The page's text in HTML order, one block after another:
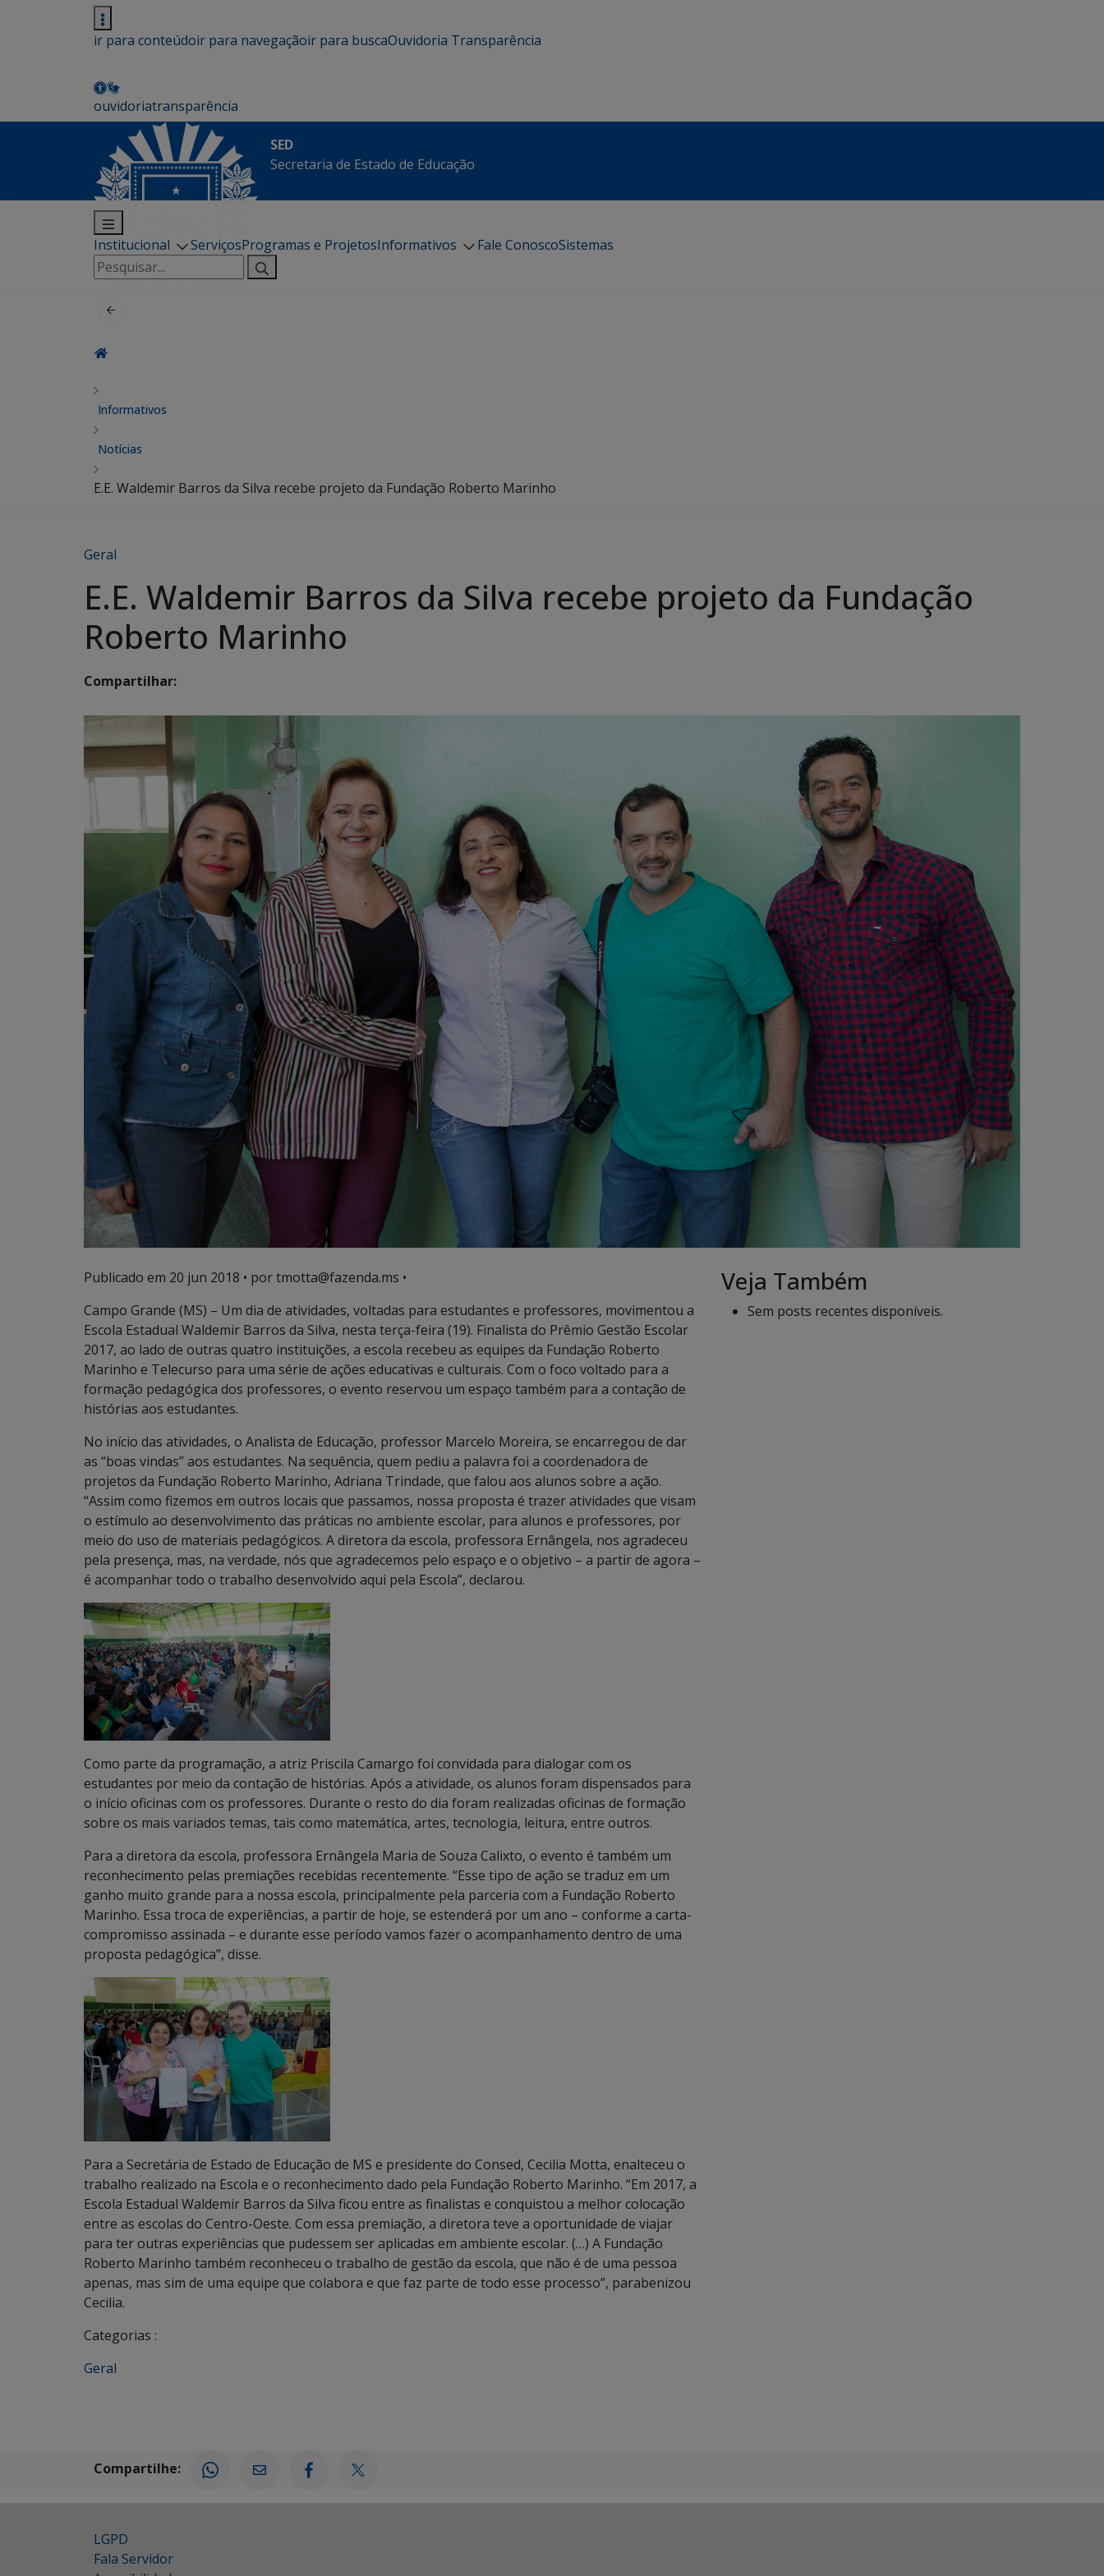
ir para conteúdoir para navegaçãoir para buscaOuvidoria Transparência
ouvidoriatransparência
SED
Secretaria de Estado de Educação
Institucional ServiçosProgramas e ProjetosInformativos Fale ConoscoSistemas
Pesquisar
por:
Informativos
Notícias
E.E. Waldemir Barros da Silva recebe projeto da Fundação Roberto Marinho
Geral
E.E. Waldemir Barros da Silva recebe projeto da Fundação
Roberto Marinho
Compartilhar:
Publicado em 20 jun 2018 • por tmotta@fazenda.ms •
Campo Grande (MS) – Um dia de atividades, voltadas para estudantes e professores, movimentou a
Escola Estadual Waldemir Barros da Silva, nesta terça-feira (19). Finalista do Prêmio Gestão Escolar
2017, ao lado de outras quatro instituições, a escola recebeu as equipes da Fundação Roberto
Marinho e Telecurso para uma série de ações educativas e culturais. Com o foco voltado para a
formação pedagógica dos professores, o evento reservou um espaço também para a contação de
histórias aos estudantes.
No início das atividades, o Analista de Educação, professor Marcelo Moreira, se encarregou de dar
as “boas vindas” aos estudantes. Na sequência, quem pediu a palavra foi a coordenadora de
projetos da Fundação Roberto Marinho, Adriana Trindade, que falou aos alunos sobre a ação.
“Assim como fizemos em outros locais que passamos, nossa proposta é trazer atividades que visam
o estímulo ao desenvolvimento das práticas no ambiente escolar, para alunos e professores, por
meio do uso de materiais pedagógicos. A diretora da escola, professora Ernângela, nos agradeceu
pela presença, mas, na verdade, nós que agradecemos pelo espaço e o objetivo – a partir de agora –
é acompanhar todo o trabalho desenvolvido aqui pela Escola”, declarou.
Como parte da programação, a atriz Priscila Camargo foi convidada para dialogar com os
estudantes por meio da contação de histórias. Após a atividade, os alunos foram dispensados para
o início oficinas com os professores. Durante o resto do dia foram realizadas oficinas de formação
sobre os mais variados temas, tais como matemática, artes, tecnologia, leitura, entre outros.
Para a diretora da escola, professora Ernângela Maria de Souza Calixto, o evento é também um
reconhecimento pelas premiações recebidas recentemente. “Esse tipo de ação se traduz em um
ganho muito grande para a nossa escola, principalmente pela parceria com a Fundação Roberto
Marinho. Essa troca de experiências, a partir de hoje, se estenderá por um ano – conforme a carta-
compromisso assinada – e durante esse período vamos fazer o acompanhamento dentro de uma
proposta pedagógica”, disse.
Para a Secretária de Estado de Educação de MS e presidente do Consed, Cecilia Motta, enalteceu o
trabalho realizado na Escola e o reconhecimento dado pela Fundação Roberto Marinho. “Em 2017, a
Escola Estadual Waldemir Barros da Silva ficou entre as finalistas e conquistou a melhor colocação
entre as escolas do Centro-Oeste. Com essa premiação, a diretora teve a oportunidade de viajar
para ter outras experiências que pudessem ser aplicadas em ambiente escolar. (…) A Fundação
Roberto Marinho também reconheceu o trabalho de gestão da escola, que não é de uma pessoa
apenas, mas sim de uma equipe que colabora e que faz parte de todo esse processo”, parabenizou
Cecilia.
Categorias :
Geral
Veja Também
Sem posts recentes disponíveis.
Compartilhe:
LGPD
Fala Servidor